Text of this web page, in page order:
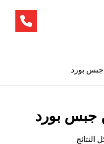
بورد
جبس بورد